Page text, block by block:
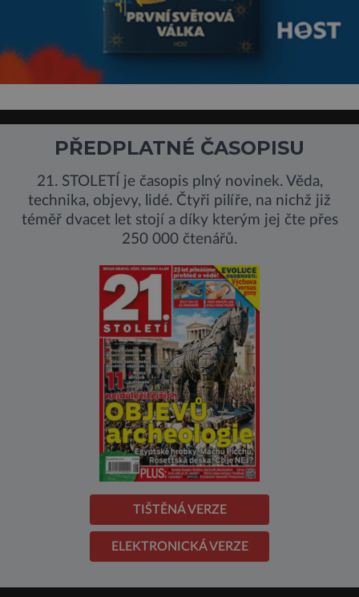
PŘEDPLATNÉ ČASOPISU
21. STOLETÍ je časopis plný novinek. Věda,
technika, objevy, lidé. Čtyři pilíře, na nichž již
téměř dvacet let stojí a díky kterým jej čte přes
250 000 čtenářů.
TIŠTĚNÁ VERZE
ELEKTRONICKÁ VERZE